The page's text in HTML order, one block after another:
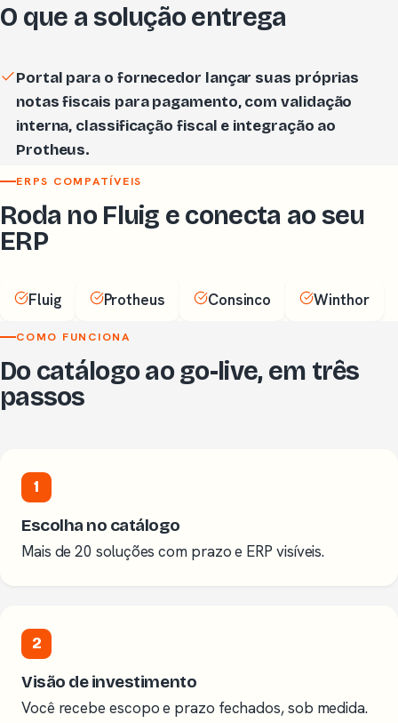
O que a solução entrega
Portal para o fornecedor lançar suas próprias
notas fiscais para pagamento, com validação
interna, classificação fiscal e integração ao
Protheus.
ERPS COMPATÍVEIS
Roda no Fluig e conecta ao seu
ERP
Fluig Protheus Consinco Winthor
COMO FUNCIONA
Do catálogo ao go-live, em três
passos
1
Escolha no catálogo
Mais de 20 soluções com prazo e ERP visíveis.
2
Visão de investimento
Você recebe escopo e prazo fechados, sob medida.